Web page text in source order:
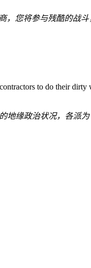
，您将参与残酷的战
to do their
缘政治状况，各派为